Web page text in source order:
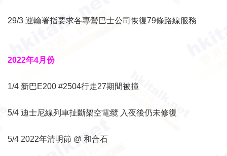
29/3 運輸署指要求各專營巴士公司恢復79條路線服務
2022年4月份
1/4 新巴E200 #2504行走27期間被撞
5/4 迪士尼線列車扯斷架空電纜 入夜後仍未修復
5/4 2022年清明節 @ 和合石